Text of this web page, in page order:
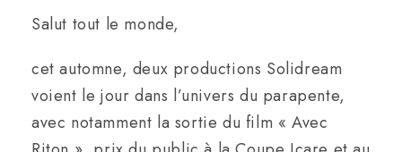
Salut tout le monde,
cet automne, deux productions Solidream
voient le jour dans l’univers du parapente,
avec notamment la sortie du film « Avec